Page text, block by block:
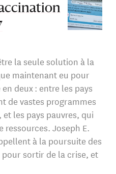
la seule solution à la
maintenant eu pour
deux : entre les pays
de vastes programmes
les pays pauvres, qui
Joseph E.
à la poursuite des
sortir de la crise, et